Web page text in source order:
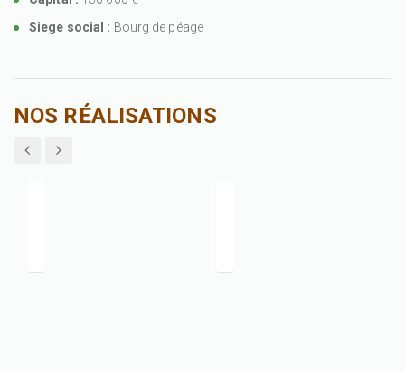
Siege social : Bourg de péage
NOS RÉALISATIONS